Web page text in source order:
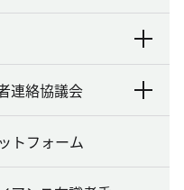
連絡協議会
トフォーム